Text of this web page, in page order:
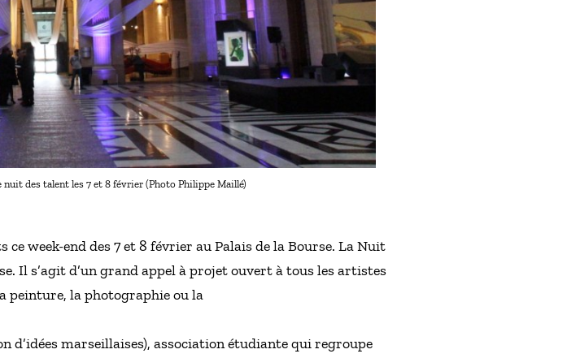
nuit des talent les 7 et 8 février (Photo Philippe Maillé)
week-end des 7 et 8 février au Palais de la Bourse. La Nuit
Il s’agit d’un grand appel à projet ouvert à tous les artistes
peinture, la photographie ou la
d’idées marseillaises), association étudiante qui regroupe